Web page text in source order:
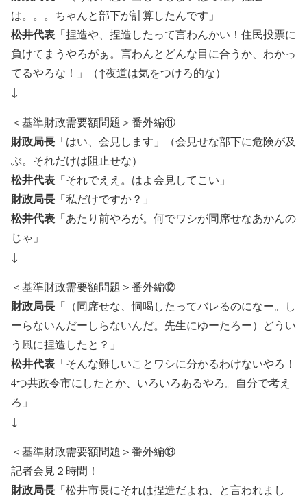
は。。。ちゃんと部下が計算したんです」
松井代表 「捏造や、捏造したって言わんかい！住民投票に
負けてまうやろがぁ。言わんとどんな目に合うか、わかっ
てるやろな！」（↑夜道は気をつけろ的な）
↓
＜基準財政需要額問題＞番外編⑪
財政局長 「はい、会見します」（会見せな部下に危険が及
ぶ。それだけは阻止せな）
松井代表 「それでええ。はよ会見してこい」
財政局長 「私だけですか？」
松井代表 「あたり前やろが。何でワシが同席せなあかんの
じゃ」
↓
＜基準財政需要額問題＞番外編⑫
財政局長 「（同席せな、恫喝したってバレるのになー。し
ーらないんだーしらないんだ。先生にゆーたろー）どうい
う風に捏造したと？」
松井代表 「そんな難しいことワシに分かるわけないやろ！
4つ共政令市にしたとか、いろいろあるやろ。自分で考え
ろ」
↓
＜基準財政需要額問題＞番外編⑬
記者会見２時間！
財政局長 「松井市長にそれは捏造だよね、と言われまし